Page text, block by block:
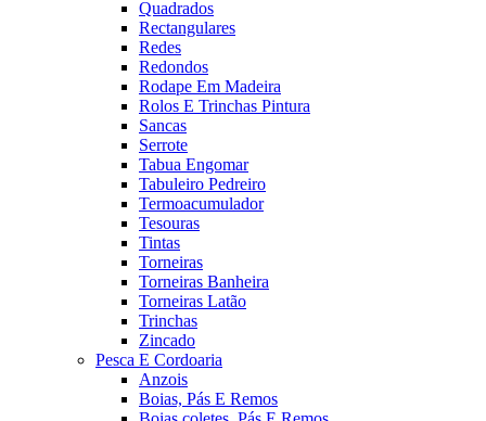
Quadrados
Rectangulares
Redes
Redondos
Rodape Em Madeira
Rolos E Trinchas Pintura
Sancas
Serrote
Tabua Engomar
Tabuleiro Pedreiro
Termoacumulador
Tesouras
Tintas
Torneiras
Torneiras Banheira
Torneiras Latão
Trinchas
Zincado
Pesca E Cordoaria
Anzois
Boias, Pás E Remos